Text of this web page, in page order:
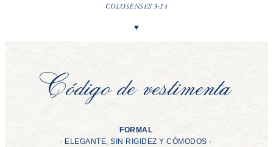
COLOSENSES 3:14
♥︎
Código de vestimenta
FORMAL
· ELEGANTE, SIN RIGIDEZ Y CÓMODOS ·